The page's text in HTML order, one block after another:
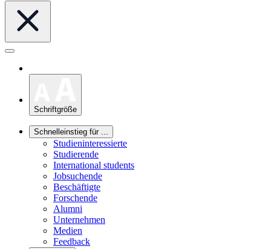
Schriftgröße
Schnelleinstieg für ...
Studieninteressierte
Studierende
International students
Jobsuchende
Beschäftigte
Forschende
Alumni
Unternehmen
Medien
Feedback